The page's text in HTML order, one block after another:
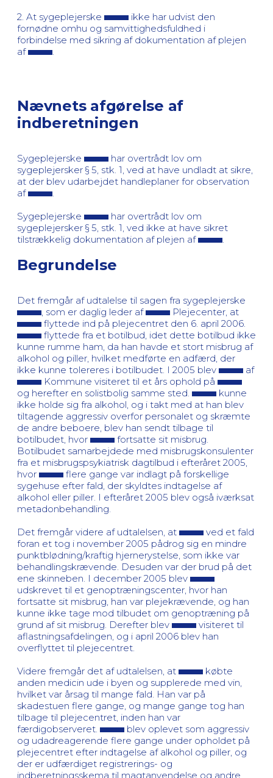
2. At sygeplejerske
ikke har udvist den
fornødne omhu og samvittighedsfuldhed i
forbindelse med sikring af dokumentation af plejen
af
Nævnets afgørelse af
indberetningen
Sygeplejerske
har overtrådt lov om
sygeplejersker § 5, stk. 1, ved at have undladt at sikre,
at der blev udarbejdet handleplaner for observation
af
Sygeplejerske
har overtrådt lov om
sygeplejersker § 5, stk. 1, ved ikke at have sikret
tilstrækkelig dokumentation af plejen af
Begrundelse
Det fremgår af udtalelse til sagen fra sygeplejerske
, som er daglig leder af
Plejecenter, at
flyttede ind på plejecentret den 6. april 2006.
flyttede fra et botilbud, idet dette botilbud ikke
kunne rumme ham, da han havde et stort misbrug af
alkohol og piller, hvilket medførte en adfærd, der
ikke kunne tolereres i botilbudet. I 2005 blev
af
Kommune visiteret til et års ophold på
og herefter en solistbolig samme sted.
kunne
ikke holde sig fra alkohol, og i takt med at han blev
tiltagende aggressiv overfor personalet og skræmte
de andre beboere, blev han sendt tilbage til
botilbudet, hvor
fortsatte sit misbrug.
Botilbudet samarbejdede med misbrugskonsulenter
fra et misbrugspsykiatrisk dagtilbud i efteråret 2005,
hvor
flere gange var indlagt på forskellige
sygehuse efter fald, der skyldtes indtagelse af
alkohol eller piller. I efteråret 2005 blev også iværksat
metadonbehandling.
Det fremgår videre af udtalelsen, at
ved et fald
foran et tog i november 2005 pådrog sig en mindre
punktblødning/kraftig hjernerystelse, som ikke var
behandlingskrævende. Desuden var der brud på det
ene skinneben. I december 2005 blev
udskrevet til et genoptræningscenter, hvor han
fortsatte sit misbrug, han var plejekrævende, og han
kunne ikke tage mod tilbudet om genoptræning på
grund af sit misbrug. Derefter blev
visiteret til
aflastningsafdelingen, og i april 2006 blev han
overflyttet til plejecentret.
Videre fremgår det af udtalelsen, at
købte
anden medicin ude i byen og supplerede med vin,
hvilket var årsag til mange fald. Han var på
skadestuen flere gange, og mange gange tog han
tilbage til plejecentret, inden han var
færdigobserveret.
blev oplevet som aggressiv
og udadreagerende flere gange under opholdet på
plejecentret efter indtagelse af alkohol og piller, og
der er udfærdiget registrerings- og
indberetningsskema til magtanvendelse og andre